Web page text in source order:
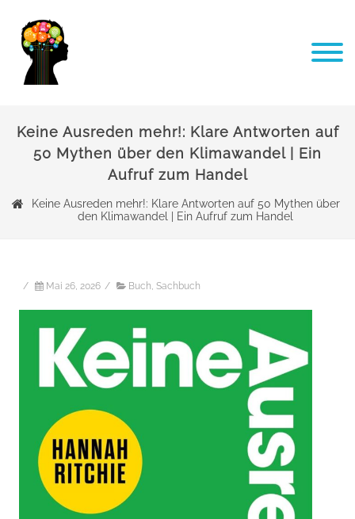
Keine Ausreden mehr!: Klare Antworten auf
50 Mythen über den Klimawandel | Ein
Aufruf zum Handel
Keine Ausreden mehr!: Klare Antworten auf 50 Mythen über
den Klimawandel | Ein Aufruf zum Handel
/ Mai 26, 2026 / Buch, Sachbuch